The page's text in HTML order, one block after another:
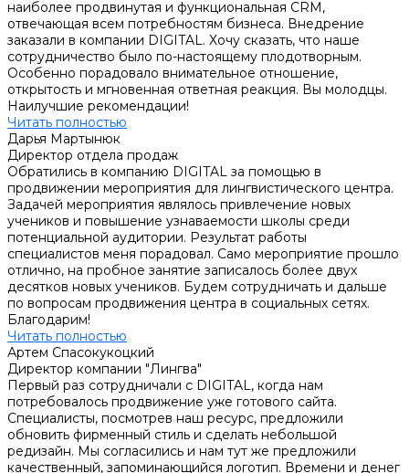
наиболее продвинутая и функциональная СRM,
отвечающая всем потребностям бизнеса. Внедрение
заказали в компании DIGITAL. Хочу сказать, что наше
сотрудничество было по-настоящему плодотворным.
Особенно порадовало внимательное отношение,
открытость и мгновенная ответная реакция. Вы молодцы.
Наилучшие рекомендации!
Читать полностью
Дарья Мартынюк
Директор отдела продаж
Обратились в компанию DIGITAL за помощью в
продвижении мероприятия для лингвистического центра.
Задачей мероприятия являлось привлечение новых
учеников и повышение узнаваемости школы среди
потенциальной аудитории. Результат работы
специалистов меня порадовал. Само мероприятие прошло
отлично, на пробное занятие записалось более двух
десятков новых учеников. Будем сотрудничать и дальше
по вопросам продвижения центра в социальных сетях.
Благодарим!
Читать полностью
Артем Спасокукоцкий
Директор компании "Лингва"
Первый раз сотрудничали с DIGITAL, когда нам
потребовалось продвижение уже готового сайта.
Специалисты, посмотрев наш ресурс, предложили
обновить фирменный стиль и сделать небольшой
редизайн. Мы согласились и нам тут же предложили
качественный, запоминающийся логотип. Времени и денег